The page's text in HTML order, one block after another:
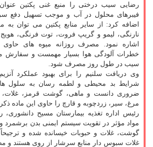
رضایی سیب درختی را منبع غنی پکتین
فیبرهای محلول در آب و موجب تسهیل دفع
اضافه کرد: از سایر منابع پکتین می توان به
نارنگی، لیمو و گریپ فروت، توت فرنگی،
اشاره نمود. مصرف روزانه میوه های حاوی
خطرات آلودگی هوا بسیار مهمست و سفارش
سیب در طول روز مصرف شود.
وی دریافت سلنیم را برای بهبود عملکرد
شرایط بد محیطی و لطمه رسان به سلول
ضروری دانست و ماهی، گوشت قرمز، غلات،
مرغ، سیر، زردچوبه و قارچ را حاوی این ماده ذکر
رئیس اداره تغذیه بیمارستان مسیح دانشوری،
مواد مؤثر در تقویت سیستم ایمنی بدن برشمرد
گوشت، غلات و حبوبات خیسانده شده و ترجیحاً
غلات سبوس دار منابع سرشار از روی هستند و